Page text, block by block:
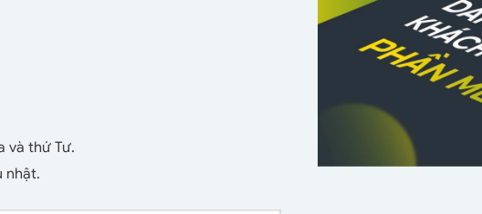
và thứ Tư.
nhật.